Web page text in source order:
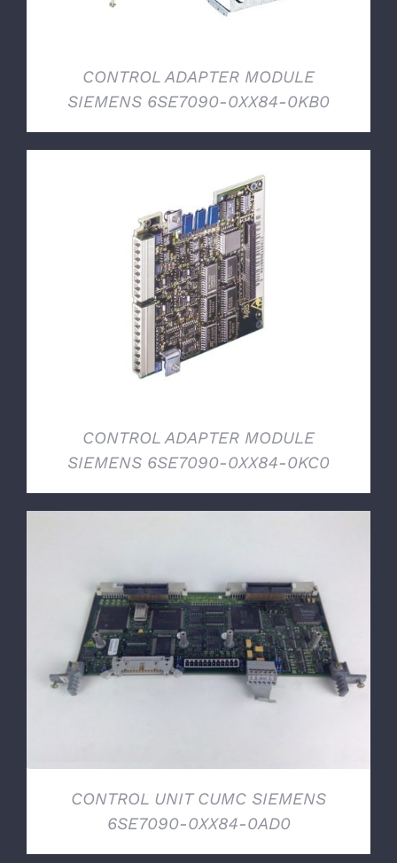
CONTROL ADAPTER MODULE
SIEMENS 6SE7090-0XX84-0KB0
DETTAGLI
CONTROL ADAPTER MODULE
SIEMENS 6SE7090-0XX84-0KC0
DETTAGLI
CONTROL UNIT CUMC SIEMENS
6SE7090-0XX84-0AD0